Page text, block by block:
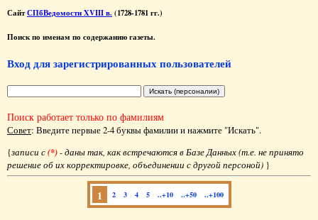
СайтСПбВедомости XVIII в. (1728-1781 гг.)
Поиск по именам по содержанию газеты.
Вход для зарегистрированных пользователей
Поиск работает только по фамилиям
Совет: Введите первые 2-4 буквы фамилии и нажмите "Искать".
{записи с(*)- даны так, как встречаются в Базе Данных (т.е. не принято
решение об их корректировке, объединении с другой персоной) }
1 2 3 4 5 ..+10 ..+50 ..+100